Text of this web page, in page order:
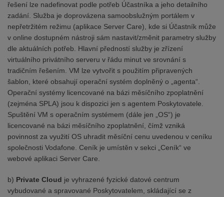
řešení lze nadefinovat podle potřeb Účastníka a jeho detailního
zadání. Služba je doprovázena samoobslužným portálem v
nepřetržitém režimu (aplikace Server Care), kde si Účastník může
v online dostupném nástroji sám nastavit/změnit parametry služby
dle aktuálních potřeb. Hlavní předností služby je zřízení
virtuálního privátního serveru v řádu minut ve srovnání s
tradičním řešením. VM lze vytvořit s použitím připravených
šablon, které obsahují operační systém doplněný o „agenta“.
Operační systémy licencované na bázi měsíčního zpoplatnění
(zejména SPLA) jsou k dispozici jen s agentem Poskytovatele.
Spuštění VM s operačním systémem (dále jen „OS“) je
licencované na bázi měsíčního zpoplatnění, čímž vzniká
povinnost za využití OS uhradit měsíční cenu uvedenou v ceníku
společnosti Vodafone. Ceník je umístěn v sekci „Ceník“ ve
webové aplikaci Server Care.
b) Private Cloud je vyhrazené fyzické datové centrum
vybudované a spravované Poskytovatelem, skládající se z